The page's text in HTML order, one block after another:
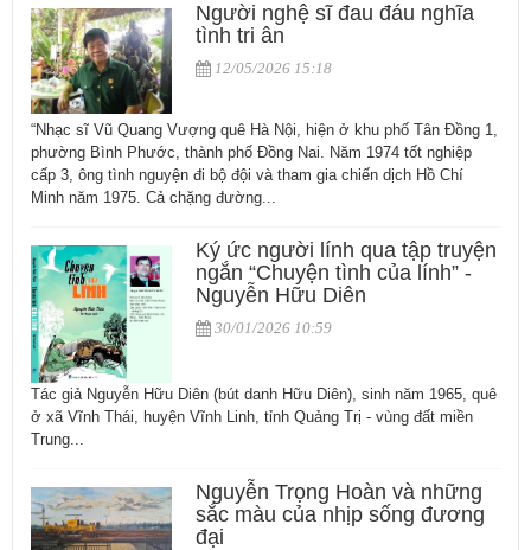
Người nghệ sĩ đau đáu nghĩa
tình tri ân
12/05/2026 15:18
“Nhạc sĩ Vũ Quang Vượng quê Hà Nội, hiện ở khu phố Tân Đồng 1,
phường Bình Phước, thành phố Đồng Nai. Năm 1974 tốt nghiệp
cấp 3, ông tình nguyện đi bộ đội và tham gia chiến dịch Hồ Chí
Minh năm 1975. Cả chặng đường...
Ký ức người lính qua tập truyện
ngắn “Chuyện tình của lính” -
Nguyễn Hữu Diên
30/01/2026 10:59
Tác giả Nguyễn Hữu Diên (bút danh Hữu Diên), sinh năm 1965, quê
ở xã Vĩnh Thái, huyện Vĩnh Linh, tỉnh Quảng Trị - vùng đất miền
Trung...
Nguyễn Trọng Hoàn và những
sắc màu của nhịp sống đương
đại